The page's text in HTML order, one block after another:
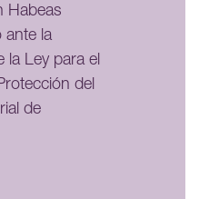
Habeas
ante la
la Ley para el
del
de